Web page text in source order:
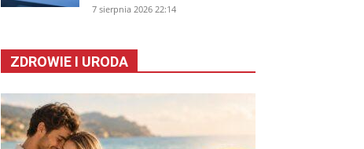
7 sierpnia 2026 22:14
ZDROWIE I URODA